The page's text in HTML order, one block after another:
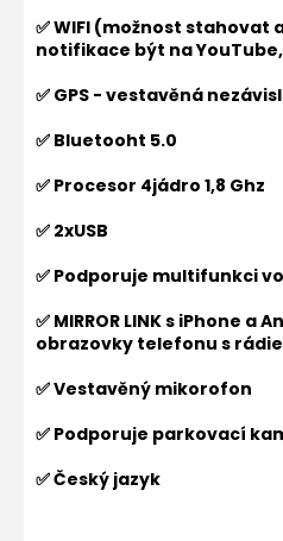
✅ WIFI (možnost
notifikace být na YouTube,
✅ GPS - vestavěná
✅ Bluetooht 5.0
✅ Procesor 4jádro 1,8 Ghz
✅ 2xUSB
✅ Podporuje multifunkci
✅ MIRROR LINK s iPhone a
obrazovky telefonu s
✅ Vestavěný mikorofon
✅ Podporuje parkovací
✅ Český jazyk